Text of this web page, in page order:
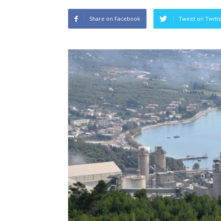
Share on Facebook Tweet on